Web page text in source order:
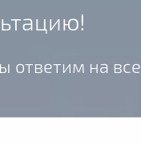
ответим на все